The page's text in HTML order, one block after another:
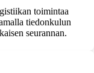
toimintaa
tiedonkulun
seurannan.